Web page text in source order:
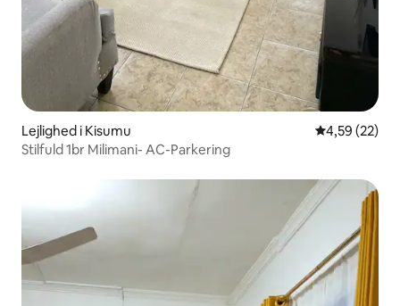
Lejlighed i Kisumu 4,59 ud af 5 i
4,59 (22)
Stilfuld 1br Milimani- AC-Parkering